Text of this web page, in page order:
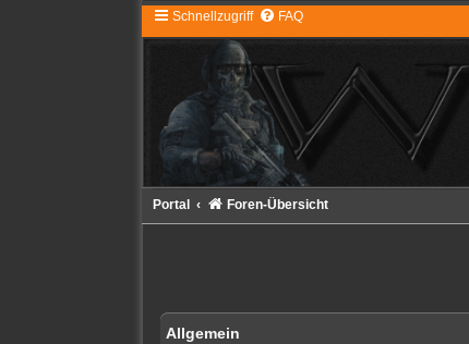
Schnellzugriff FAQ
Portal Foren-Übersicht
Allgemein